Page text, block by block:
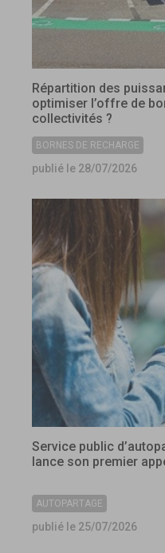
Répartition des
optimiser l’offre de
collectivités ?
BORNES DE RECHARGE
publié le 28/07/2026
Service public
lance son premier
AUTOPARTAGE
publié le 25/07/2026